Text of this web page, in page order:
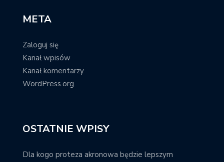
META
Zaloguj się
Kanał wpisów
Kanał komentarzy
WordPress.org
OSTATNIE WPISY
Dla kogo proteza akronowa będzie lepszym